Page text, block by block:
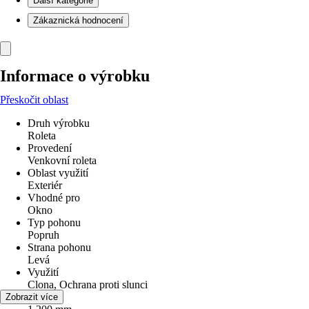
Zákaznická hodnocení
Informace o výrobku
Přeskočit oblast
Druh výrobku
Roleta
Provedení
Venkovní roleta
Oblast využití
Exteriér
Vhodné pro
Okno
Typ pohonu
Popruh
Strana pohonu
Levá
Využití
Clona, Ochrana proti slunci
Šířka
Zobrazit více